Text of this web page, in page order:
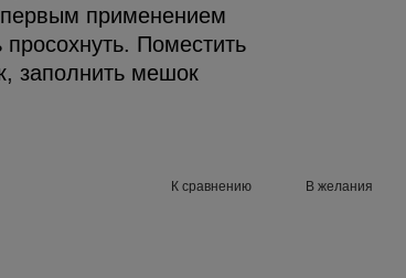
применением
Поместить
заполнить мешок
К сравнению В желания